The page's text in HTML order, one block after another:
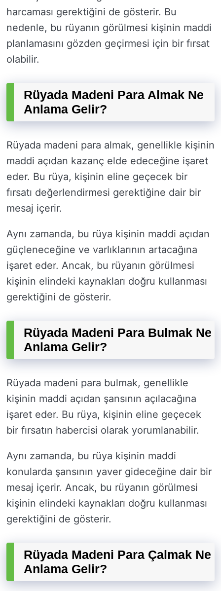
harcaması gerektiğini de gösterir. Bu
nedenle, bu rüyanın görülmesi kişinin maddi
planlamasını gözden geçirmesi için bir fırsat
olabilir.
Rüyada Madeni Para Almak Ne
Anlama Gelir?
Rüyada madeni para almak, genellikle kişinin
maddi açıdan kazanç elde edeceğine işaret
eder. Bu rüya, kişinin eline geçecek bir
fırsatı değerlendirmesi gerektiğine dair bir
mesaj içerir.
Aynı zamanda, bu rüya kişinin maddi açıdan
güçleneceğine ve varlıklarının artacağına
işaret eder. Ancak, bu rüyanın görülmesi
kişinin elindeki kaynakları doğru kullanması
gerektiğini de gösterir.
Rüyada Madeni Para Bulmak Ne
Anlama Gelir?
Rüyada madeni para bulmak, genellikle
kişinin maddi açıdan şansının açılacağına
işaret eder. Bu rüya, kişinin eline geçecek
bir fırsatın habercisi olarak yorumlanabilir.
Aynı zamanda, bu rüya kişinin maddi
konularda şansının yaver gideceğine dair bir
mesaj içerir. Ancak, bu rüyanın görülmesi
kişinin elindeki kaynakları doğru kullanması
gerektiğini de gösterir.
Rüyada Madeni Para Çalmak Ne
Anlama Gelir?